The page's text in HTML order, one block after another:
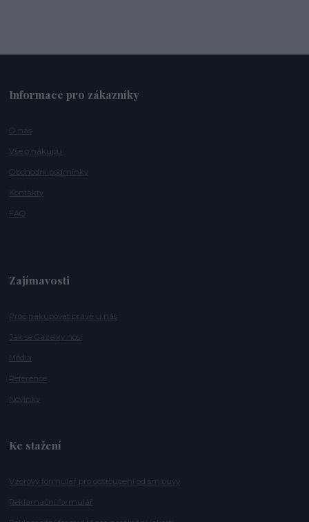
Informace pro zákazníky
O nás
Vše o nákupu
Obchodní podmínky
Kontakty
FAQ
Zajímavosti
Proč nakupovat právě u nás
Jak se Gazelky nosí
Média
Reference
Novinky
Ke stažení
Vzorový formulář pro odstoupení od smlouvy
Reklamační formulář